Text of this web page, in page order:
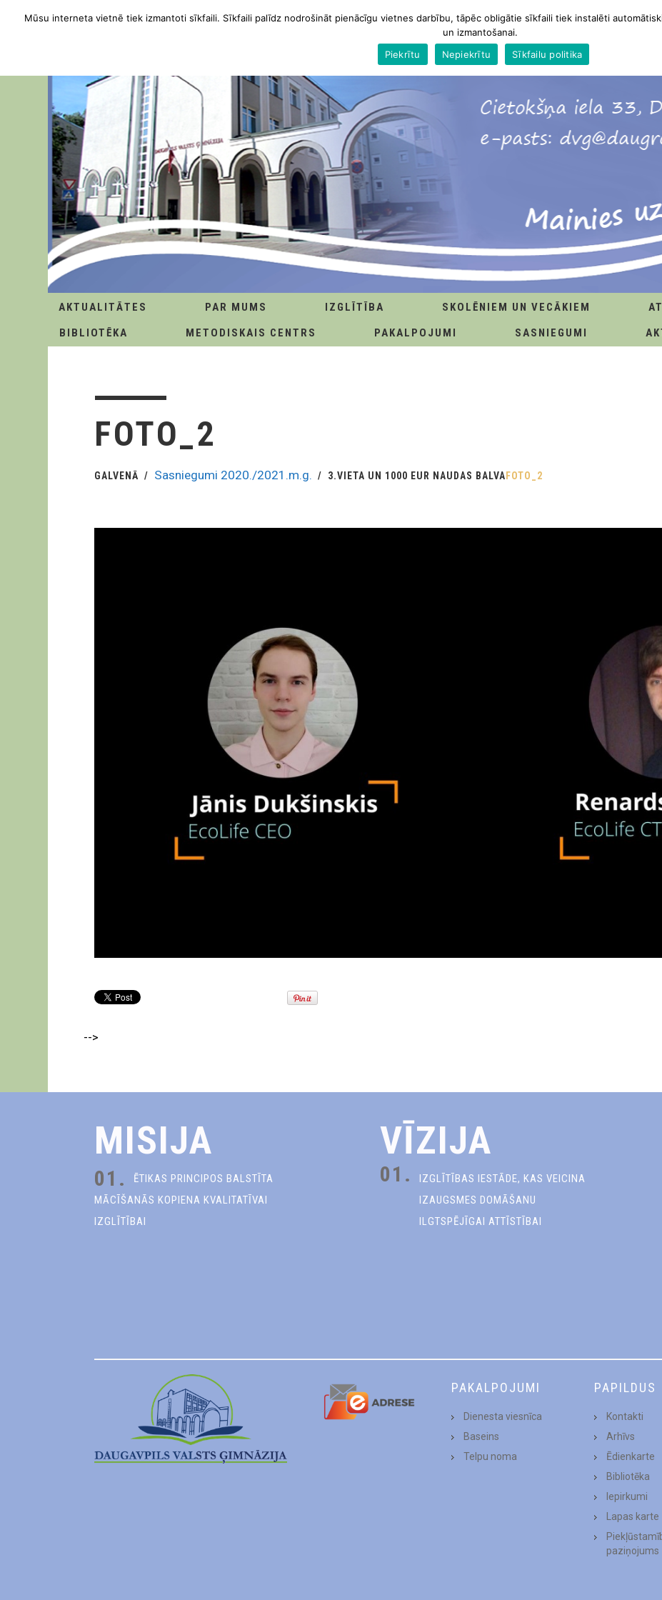
AKTUALITĀTES PAR MUMS IZGLĪTĪBA SKOLĒNIEM UN VECĀKIEM
BIBLIOTĒKA
METODISKAIS CENTRS PAKALPOJUMI SASNIEGUMI
FOTO_2
GALVENĀ Sasniegumi 2020./2021.m.g. 3.VIETA UN 1000 EUR NAUDAS BALVA FOTO_2
-->
MISIJA
01.
ĒTIKAS PRINCIPOS BALSTĪTA
MĀCĪŠANĀS KOPIENA KVALITATĪVAI
IZGLĪTĪBAI
VĪZIJA
01.
IZGLĪTĪBAS IESTĀDE, KAS VEICINA
IZAUGSMES DOMĀŠANU
ILGTSPĒJĪGAI ATTĪSTĪBAI
PAKALPOJUMI
Dienesta viesnīca
Baseins
Telpu noma
PAPILDUS
Kontakti
Arhīvs
Ēdienkarte
Bibliotēka
Iepirkumi
Lapas karte
paziņojums
Mūsu interneta vietnē tiek izmantoti sīkfaili. Sīkfaili palīdz nodrošināt pienācīgu vietnes darbību, tāpēc obligātie sīkfaili tiek instalēti
un izmantošanai.
Piekrītu
Nepiekrītu Sīkfailu politika